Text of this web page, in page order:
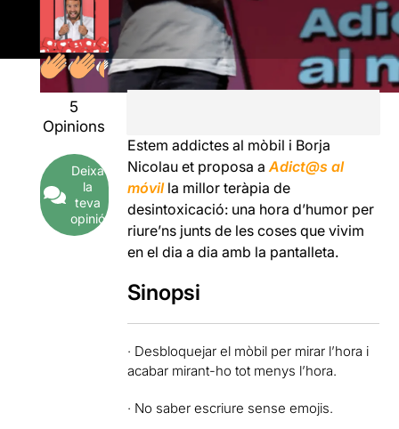
5
Opinions
Deixa
la
teva
opinió
Estem addictes al mòbil i Borja
Nicolau et proposa aAdict@s al
móvil la millor teràpia de
desintoxicació: una hora d’humor per
riure’ns junts de les coses que vivim
en el dia a dia amb la pantalleta.
Sinopsi
· Desbloquejar el mòbil per mirar l’hora i
acabar mirant-ho tot menys l’hora.
· No saber escriure sense emojis.